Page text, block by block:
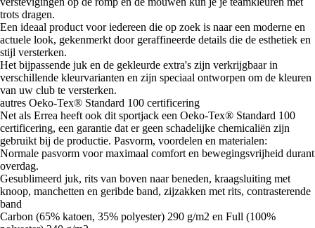
trots dragen.
Een ideaal product voor iedereen die op zoek is naar een moderne en
actuele look, gekenmerkt door geraffineerde details die de esthetiek en
stijl versterken.
Het bijpassende juk en de gekleurde extra's zijn verkrijgbaar in
verschillende kleurvarianten en zijn speciaal ontworpen om de kleuren
van uw club te versterken.
autres Oeko-Tex® Standard 100 certificering
Net als Errea heeft ook dit sportjack een Oeko-Tex® Standard 100
certificering, een garantie dat er geen schadelijke chemicaliën zijn
gebruikt bij de productie. Pasvorm, voordelen en materialen:
Normale pasvorm voor maximaal comfort en bewegingsvrijheid durant
overdag.
Gesublimeerd juk, rits van boven naar beneden, kraagsluiting met
knoop, manchetten en geribde band, zijzakken met rits, contrasterende
band
Carbon (65% katoen, 35% polyester) 290 g/m2 en Full (100%